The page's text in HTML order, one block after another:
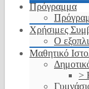
Πρόγραμμα
Χρήσιμες
Ο
Μαθητικό
>